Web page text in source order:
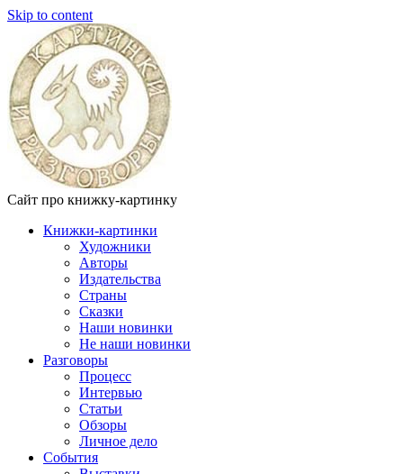
Skip to content
Сайт про книжку-картинку
Книжки-картинки
Художники
Авторы
Издательства
Страны
Сказки
Наши новинки
Не наши новинки
Разговоры
Процесс
Интервью
Статьи
Обзоры
Личное дело
События